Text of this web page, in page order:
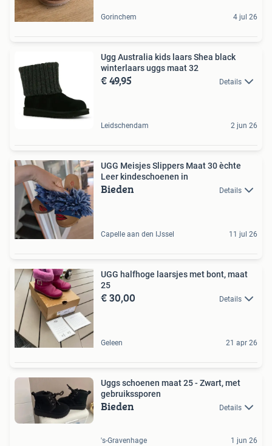
Gorinchem 4 jul 26
Ugg Australia kids laars Shea black
winterlaars uggs maat 32
€ 49,95 Details
Leidschendam 2 jun 26
UGG Meisjes Slippers Maat 30 èchte
Leer kindeschoenen in
Bieden Details
Capelle aan den IJssel 11 jul 26
UGG halfhoge laarsjes met bont, maat
25
€ 30,00 Details
Geleen 21 apr 26
Uggs schoenen maat 25 - Zwart, met
gebruikssporen
Bieden Details
's-Gravenhage 1 jun 26